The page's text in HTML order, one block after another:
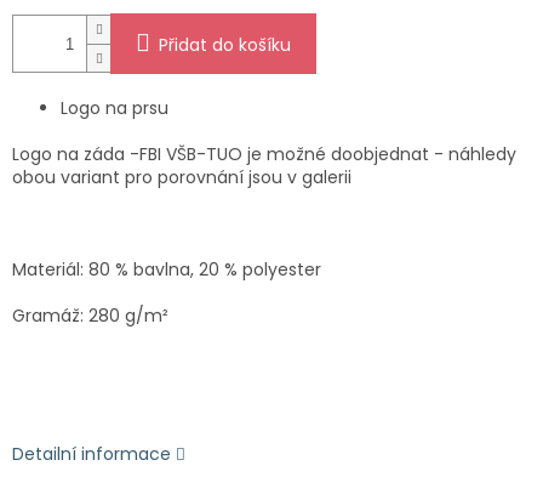
Přidat do košíku
Logo na prsu
Logo na záda -FBI VŠB-TUO je možné doobjednat - náhledy
obou variant pro porovnání jsou v galerii
Materiál: 80 % bavlna, 20 % polyester
Gramáž: 280 g/m²
Detailní informace